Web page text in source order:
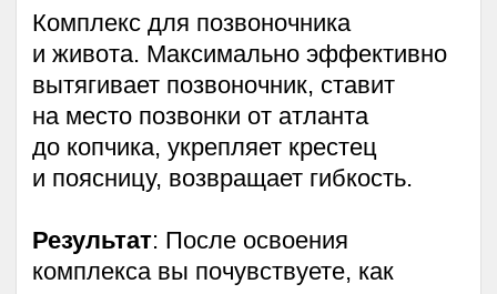
слаженный механизм.
Процессы старения начнут
замедляться, кожа подтягиваться,
появится здоровый румянец.
Это третий шаг к долгой, активной
и радостной жизни без болезней